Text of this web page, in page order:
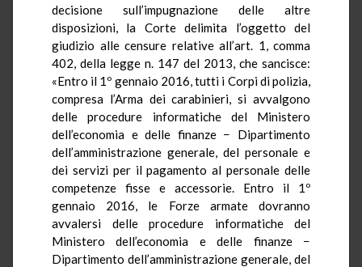
decisione sull’impugnazione delle altre
disposizioni, la Corte delimita l’oggetto del
giudizio alle censure relative all’art. 1, comma
402, della legge n. 147 del 2013, che sancisce:
«Entro il 1º gennaio 2016, tutti i Corpi di polizia,
compresa l’Arma dei carabinieri, si avvalgono
delle procedure informatiche del Ministero
dell’economia e delle finanze − Dipartimento
dell’amministrazione generale, del personale e
dei servizi per il pagamento al personale delle
competenze fisse e accessorie. Entro il 1º
gennaio 2016, le Forze armate dovranno
avvalersi delle procedure informatiche del
Ministero dell’economia e delle finanze −
Dipartimento dell’amministrazione generale, del